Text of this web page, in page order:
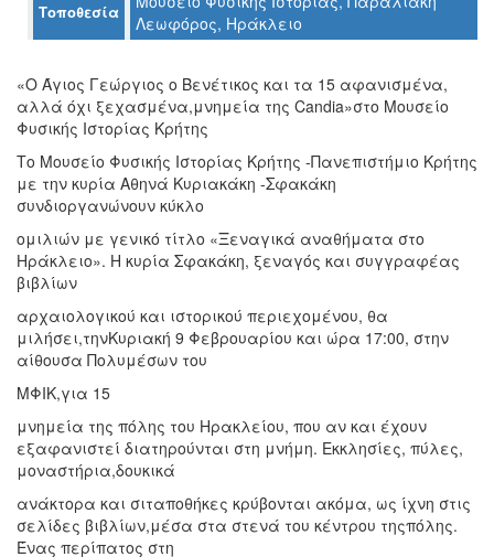
ΜΑΣ
ΔΗΜΟΣ
ΠΟΛΙΤΙΣΜΟΣ
ΑΝΘΕΚΤΙΚΗ
ΠΟΛΗ
Τοποθεσία
Λεωφόρος, Ηράκλειο
«Ο Άγιος Γεώργιος ο Βενέτικος και τα 15 αφανισμένα,
αλλά όχι ξεχασμένα,μνημεία της Candia»στο Μουσείο
Φυσικής Ιστορίας Κρήτης
Το Μουσείο Φυσικής Ιστορίας Κρήτης -Πανεπιστήμιο Κρήτης
με την κυρία Αθηνά Κυριακάκη -Σφακάκη
συνδιοργανώνουν κύκλο
ομιλιών με γενικό τίτλο «Ξεναγικά αναθήματα στο
Ηράκλειο». Η κυρία Σφακάκη, ξεναγός και συγγραφέας
βιβλίων
αρχαιολογικού και ιστορικού περιεχομένου, θα
μιλήσει,τηνΚυριακή 9 Φεβρουαρίου και ώρα 17:00, στην
αίθουσα Πολυμέσων του
ΜΦΙΚ,για 15
μνημεία της πόλης του Ηρακλείου, που αν και έχουν
εξαφανιστεί διατηρούνται στη μνήμη. Εκκλησίες, πύλες,
μοναστήρια,δουκικά
ανάκτορα και σιταποθήκες κρύβονται ακόμα, ως ίχνη στις
σελίδες βιβλίων,μέσα στα στενά του κέντρου τηςπόλης.
Ένας περίπατος στη